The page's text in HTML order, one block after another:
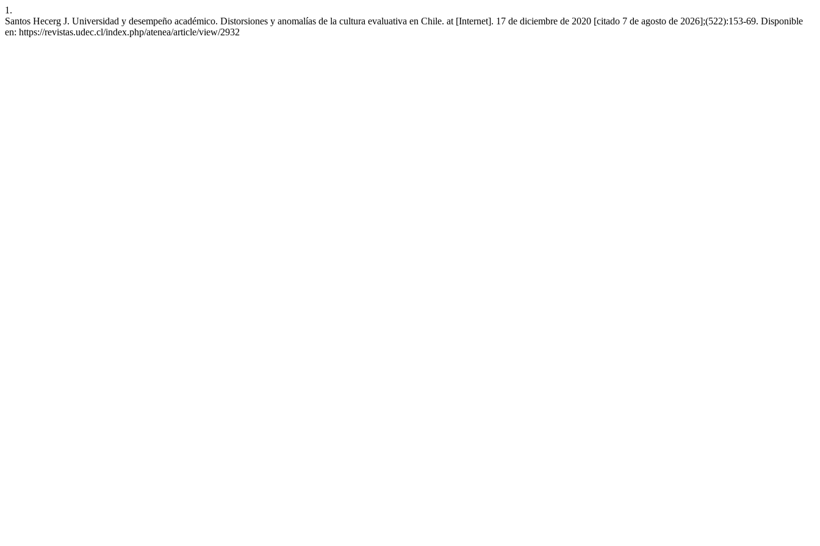
1.
Santos Hecerg J. Universidad y desempeño académico. Distorsiones y anomalías de la cultura evaluativa en Chile. at [Internet]. 17 de diciembre de 2020 [citado 7 de agosto de 2026];(522):153-69. Disponible
en: https://revistas.udec.cl/index.php/atenea/article/view/2932